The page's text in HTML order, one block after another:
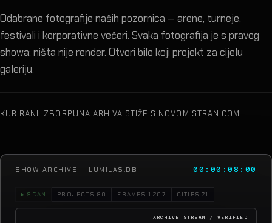
Odabrane fotografije naših pozornica — arene, turneje,
festivali i korporativne večeri. Svaka fotografija je s pravog
showa; ništa nije render. Otvori bilo koji projekt za cijelu
galeriju.
KURIRANI IZBORPUNA ARHIVA STIŽE S NOVOM STRANICOM
SHOW ARCHIVE — LUMILAS.DB 00:00:13:00
▶ SCAN PROJECTS 80 FRAMES 1.207 CITIES 21